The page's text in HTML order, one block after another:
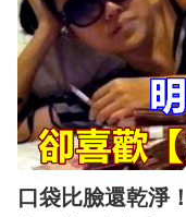
口袋比臉還乾淨